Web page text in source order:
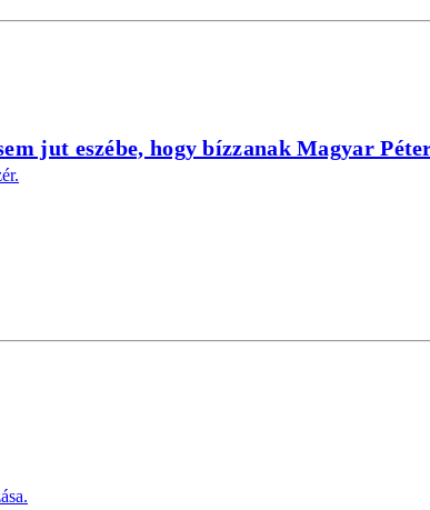
jut eszébe, hogy bízzanak Magyar